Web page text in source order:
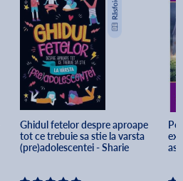
Ghidul fetelor despre aproape
tot ce trebuie sa stie la varsta
(pre)adolescentei - Sharie